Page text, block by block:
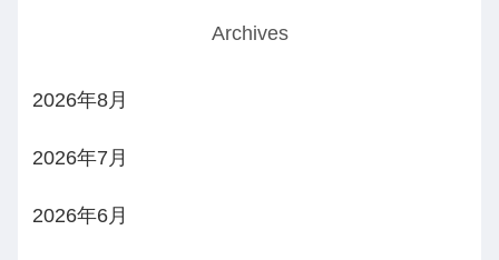
Archives
2026年8月
2026年7月
2026年6月